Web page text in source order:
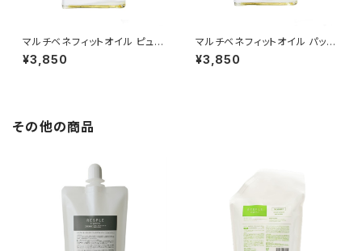
マルチベネフィットオイル ピュリ
フィケーションオブマインド
¥3,850
マルチベネフィットオイル パッシ
ョネートアウェイクニング
¥3,850
その他の商品